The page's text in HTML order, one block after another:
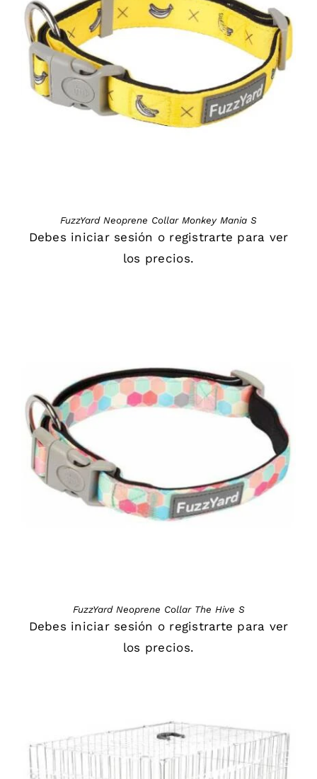
FuzzYard Neoprene Collar Monkey Mania S
Debes iniciar sesión o registrarte para ver
los precios.
FuzzYard Neoprene Collar The Hive S
Debes iniciar sesión o registrarte para ver
los precios.